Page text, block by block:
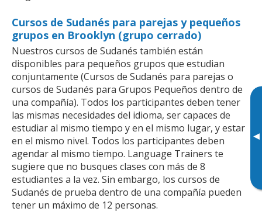
▸
Cursos de Sudanés para parejas y pequeños
grupos en Brooklyn (grupo cerrado)
Nuestros cursos de Sudanés también están
disponibles para pequeños grupos que estudian
conjuntamente (Cursos de Sudanés para parejas o
cursos de Sudanés para Grupos Pequeños dentro de
una compañía). Todos los participantes deben tener
las mismas necesidades del idioma, ser capaces de
estudiar al mismo tiempo y en el mismo lugar, y estar
en el mismo nivel. Todos los participantes deben
agendar al mismo tiempo. Language Trainers te
sugiere que no busques clases con más de 8
estudiantes a la vez. Sin embargo, los cursos de
Sudanés de prueba dentro de una compañía pueden
tener un máximo de 12 personas.